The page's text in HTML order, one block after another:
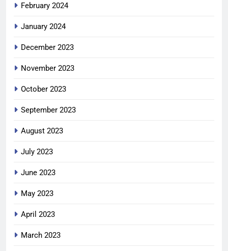
February 2024
January 2024
December 2023
November 2023
October 2023
September 2023
August 2023
July 2023
June 2023
May 2023
April 2023
March 2023